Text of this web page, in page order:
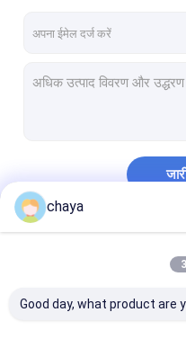
chaya
Good day, what product are